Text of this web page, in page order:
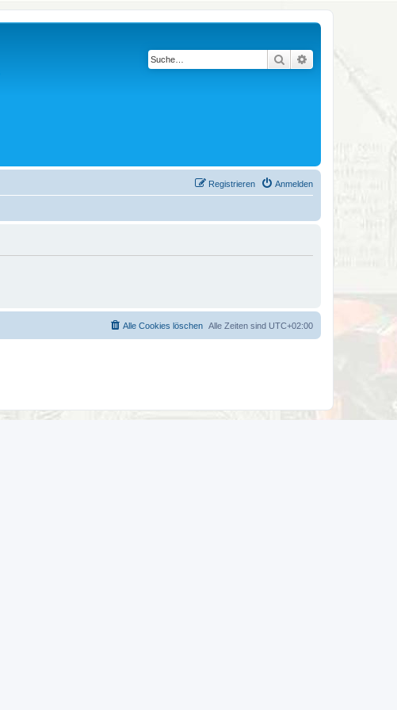
Suche Erweiterte Suche
Anmelden
Registrieren
Alle Zeiten sind UTC+02:00
Alle Cookies löschen